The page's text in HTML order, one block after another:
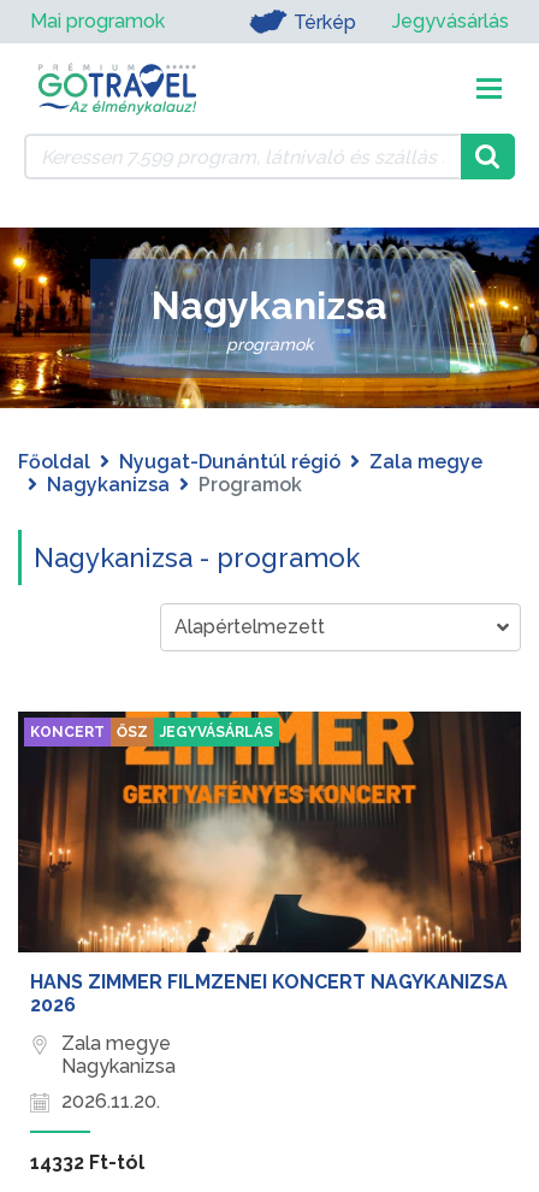
Mai programok Térkép Jegyvásárlás
Nagykanizsa
programok
Főoldal Nyugat-Dunántúl régió
Zala megye
Nagykanizsa
Programok
Nagykanizsa - programok
KONCERT ŐSZ JEGYVÁSÁRLÁS
HANS ZIMMER FILMZENEI KONCERT NAGYKANIZSA
2026
Zala megye
Nagykanizsa
2026.11.20.
14332 Ft-tól